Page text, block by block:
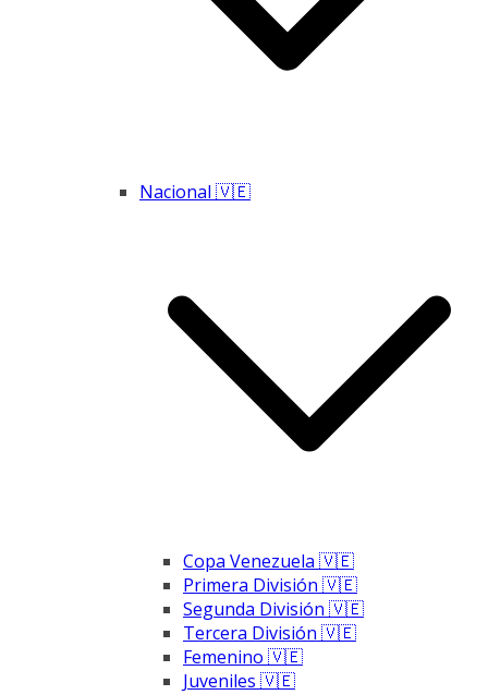
Nacional 🇻🇪
Copa Venezuela 🇻🇪
Primera División 🇻🇪
Segunda División 🇻🇪
Tercera División 🇻🇪
Femenino 🇻🇪
Juveniles 🇻🇪